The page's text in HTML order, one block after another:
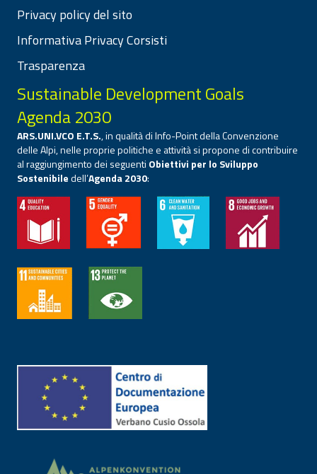
Privacy policy del sito
Informativa Privacy Corsisti
Trasparenza
Sustainable Development Goals
Agenda 2030
ARS.UNI.VCO E.T.S., in qualità di Info-Point della Convenzione
delle Alpi, nelle proprie politiche e attività si propone di contribuire
al raggiungimento dei seguenti Obiettivi per lo Sviluppo
Sostenibiledell’Agenda 2030: